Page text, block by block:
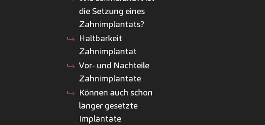
die Setzung eines
Zahnimplantats?
Haltbarkeit
Zahnimplantat
Vor- und Nachteile
Zahnimplantate
Können auch schon
länger gesetzte
Implantate